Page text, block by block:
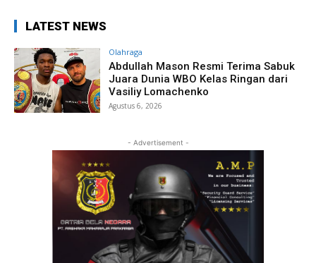
LATEST NEWS
Olahraga
Abdullah Mason Resmi Terima Sabuk
Juara Dunia WBO Kelas Ringan dari
Vasiliy Lomachenko
Agustus 6, 2026
- Advertisement -